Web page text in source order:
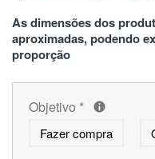
As dimensões dos
aproximadas, podendo
proporção
Objetivo *
Fazer compra